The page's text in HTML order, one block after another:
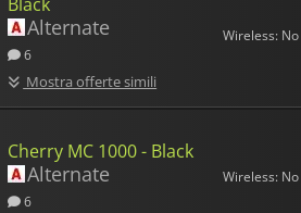
Alternate
6
Mostra offerte simili
Wireless: No
Cherry MC 1000 - Black
Alternate
6
Wireless: No